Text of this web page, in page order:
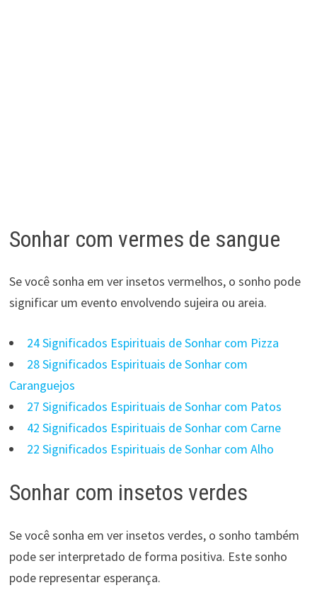
Sonhar com vermes de sangue
Se você sonha em ver insetos vermelhos, o sonho pode
significar um evento envolvendo sujeira ou areia.
24 Significados Espirituais de Sonhar com Pizza
28 Significados Espirituais de Sonhar com
Caranguejos
27 Significados Espirituais de Sonhar com Patos
42 Significados Espirituais de Sonhar com Carne
22 Significados Espirituais de Sonhar com Alho
Sonhar com insetos verdes
Se você sonha em ver insetos verdes, o sonho também
pode ser interpretado de forma positiva. Este sonho
pode representar esperança.